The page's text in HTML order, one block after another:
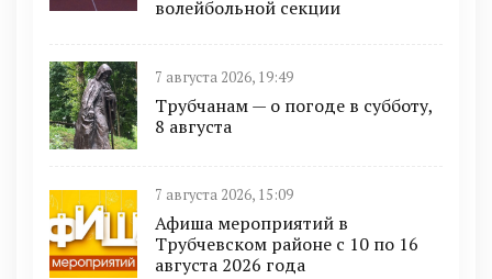
волейбольной секции
7 августа 2026, 19:49
Трубчанам — о погоде в субботу,
8 августа
7 августа 2026, 15:09
Афиша мероприятий в
Трубчевском районе с 10 по 16
августа 2026 года